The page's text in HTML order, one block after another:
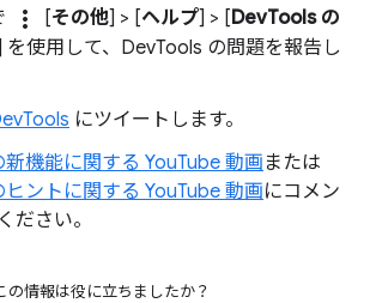
more_vert [その他] > [ヘルプ] > [DevTools の
を使用して、DevTools の問題を報告し
にツイートします。
機能に関する YouTube 動画 または
ントに関する YouTube 動画にコメン
ださい。
の情報は役に立ちましたか？